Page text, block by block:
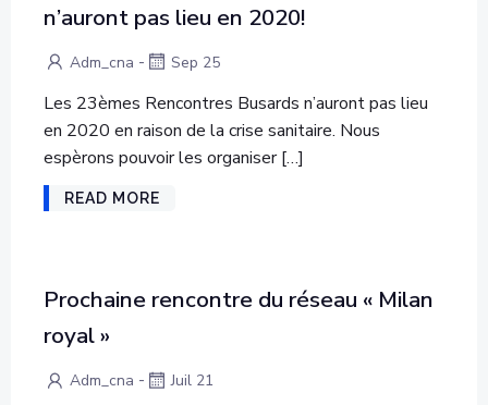
n’auront pas lieu en 2020!
Adm_cna - Sep 25
Les 23èmes Rencontres Busards n’auront pas lieu
en 2020 en raison de la crise sanitaire. Nous
espèrons pouvoir les organiser […]
READ MORE
Prochaine rencontre du réseau « Milan
royal »
Adm_cna - Juil 21